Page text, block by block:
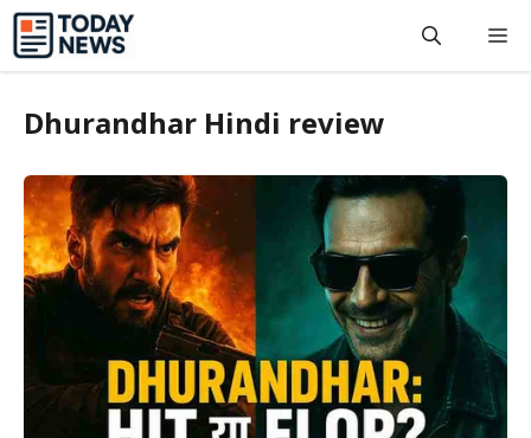
Skip
content
Dhurandhar Hindi review